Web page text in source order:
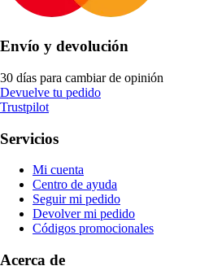
Envío y devolución
30 días para cambiar de opinión
Devuelve tu pedido
Trustpilot
Servicios
Mi cuenta
Centro de ayuda
Seguir mi pedido
Devolver mi pedido
Códigos promocionales
Acerca de